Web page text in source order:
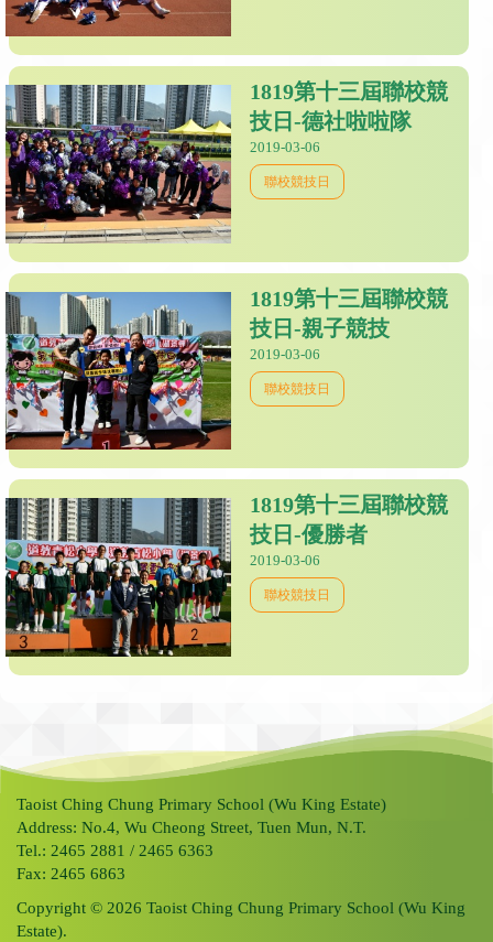
1819第十三屆聯校競
技日-德社啦啦隊
2019-03-06
聯校競技日
1819第十三屆聯校競
技日-親子競技
2019-03-06
聯校競技日
1819第十三屆聯校競
技日-優勝者
2019-03-06
聯校競技日
Taoist Ching Chung Primary School (Wu King Estate)
Address: No.4, Wu Cheong Street, Tuen Mun, N.T.
Tel.: 2465 2881 / 2465 6363
Fax: 2465 6863
Copyright © 2026 Taoist Ching Chung Primary School (Wu King
Estate).